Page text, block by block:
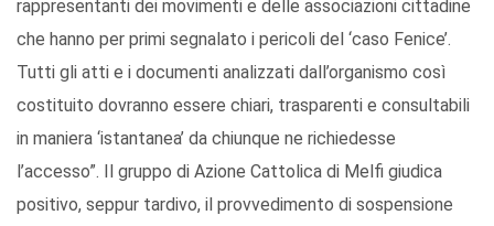
rappresentanti dei movimenti e delle associazioni cittadine
che hanno per primi segnalato i pericoli del ‘caso Fenice’.
Tutti gli atti e i documenti analizzati dall’organismo così
costituito dovranno essere chiari, trasparenti e consultabili
in maniera ‘istantanea’ da chiunque ne richiedesse
l’accesso”. Il gruppo di Azione Cattolica di Melfi giudica
positivo, seppur tardivo, il provvedimento di sospensione